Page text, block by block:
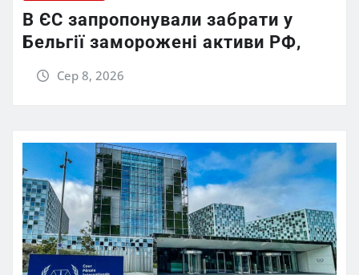
В ЄС запропонували забрати у
Бельгії заморожені активи РФ,
Сер 8, 2026